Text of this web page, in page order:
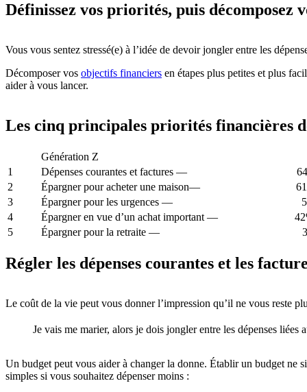
Définissez vos priorités, puis décomposez
Vous vous sentez stressé(e) à l’idée de devoir jongler entre les
Décomposer vos objectifs financiers en étapes plus petites et plus
aider à vous lancer.
Les cinq principales priorités financières
Génération Z
1
Dépenses courantes et factures —
2
Épargner pour acheter une maison—
3
Épargner pour les urgences —
4
Épargner en vue d’un achat important —
5
Épargner pour la retraite —
Régler les dépenses courantes et les
Le coût de la vie peut vous donner l’impression qu’il ne vous reste
Je vais me marier, alors je dois jongler entre les dépenses liées
Un budget peut vous aider à changer la donne. Établir un budget ne
simples si vous souhaitez dépenser moins :